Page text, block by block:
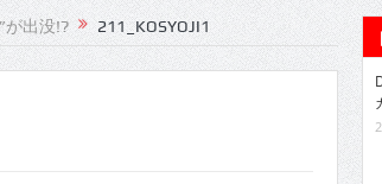
出没!? 211_KOSYOJI1